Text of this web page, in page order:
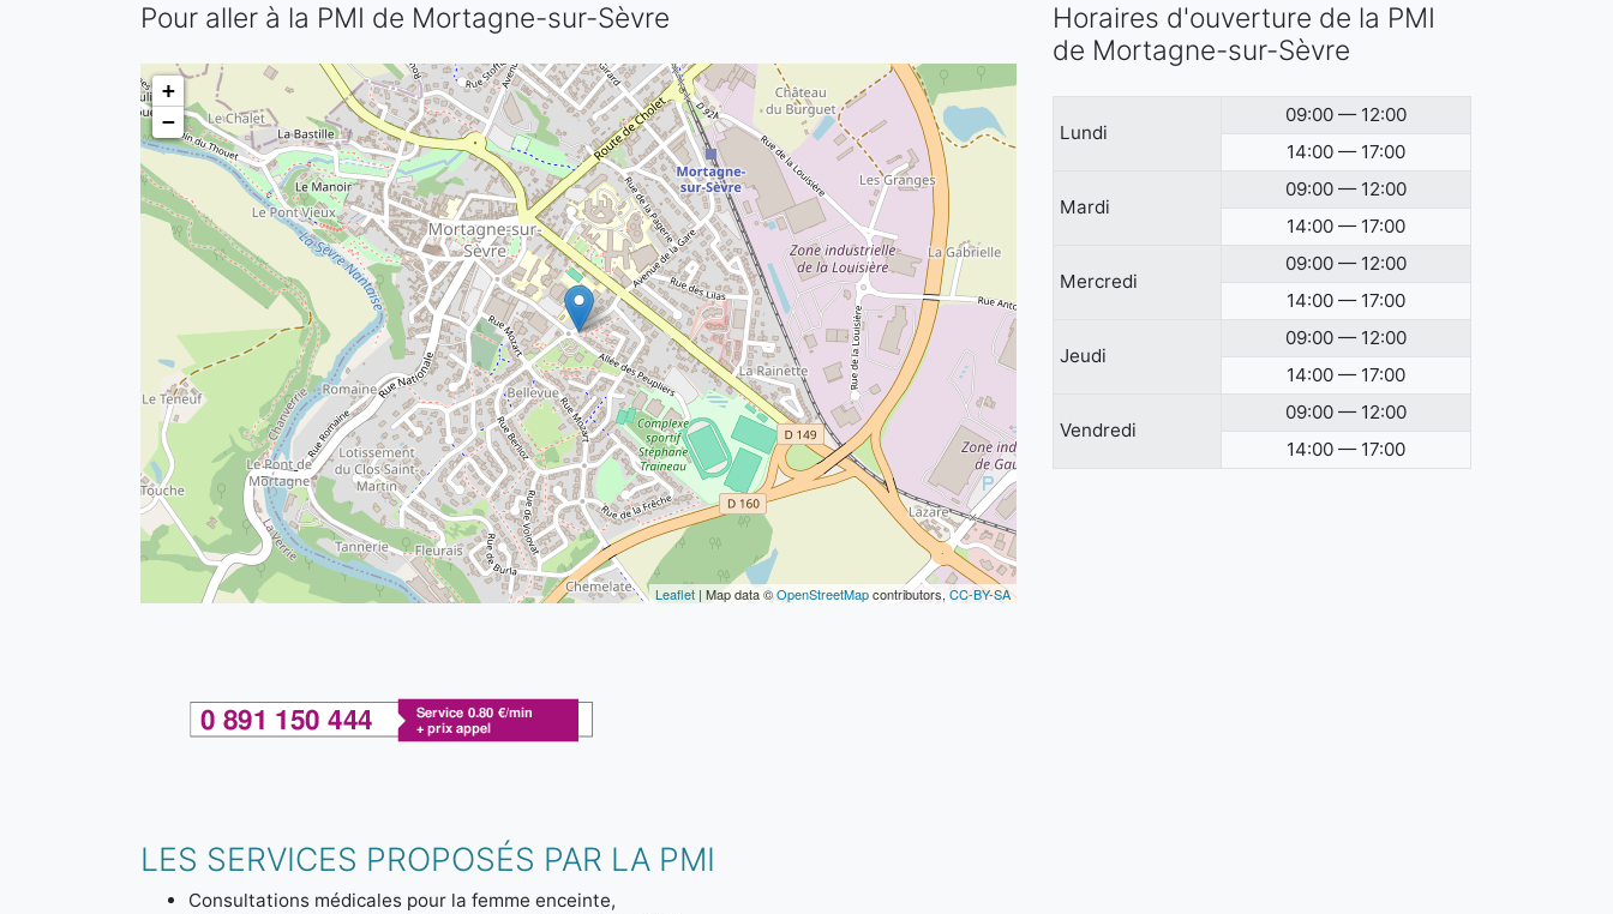
Pour aller à la PMI de Mortagne-sur-Sèvre
+
−
Leaflet | Map data ©OpenStreetMapcontributors, CC-BY-SA
Horaires d'ouverture de la PMI
de Mortagne-sur-Sèvre
Lundi
09:00 — 12:00
14:00 — 17:00
Mardi
09:00 — 12:00
14:00 — 17:00
Mercredi
09:00 — 12:00
14:00 — 17:00
Jeudi
09:00 — 12:00
14:00 — 17:00
Vendredi
09:00 — 12:00
14:00 — 17:00
LES SERVICES PROPOSÉS PAR LA PMI
Consultations médicales pour la femme enceinte,